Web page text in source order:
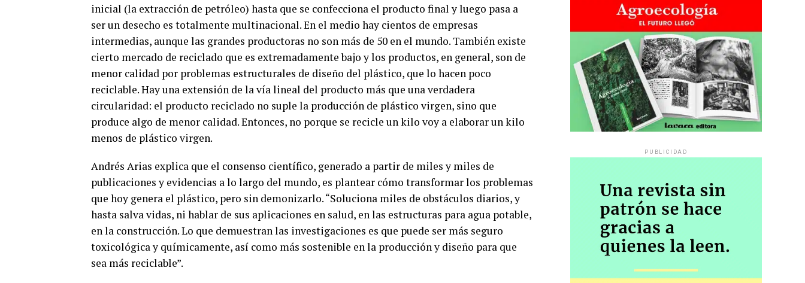
inicial (la extracción de petróleo) hasta que se confecciona el producto final y luego pasa a
ser un desecho es totalmente multinacional. En el medio hay cientos de empresas
intermedias, aunque las grandes productoras no son más de 50 en el mundo. También existe
cierto mercado de reciclado que es extremadamente bajo y los productos, en general, son de
menor calidad por problemas estructurales de diseño del plástico, que lo hacen poco
reciclable. Hay una extensión de la vía lineal del producto más que una verdadera
circularidad: el producto reciclado no suple la producción de plástico virgen, sino que
produce algo de menor calidad. Entonces, no porque se recicle un kilo voy a elaborar un kilo
menos de plástico virgen.
Andrés Arias explica que el consenso científico, generado a partir de miles y miles de
publicaciones y evidencias a lo largo del mundo, es plantear cómo transformar los problemas
que hoy genera el plástico, pero sin demonizarlo. “Soluciona miles de obstáculos diarios, y
hasta salva vidas, ni hablar de sus aplicaciones en salud, en las estructuras para agua potable,
en la construcción. Lo que demuestran las investigaciones es que puede ser más seguro
toxicológica y químicamente, así como más sostenible en la producción y diseño para que
sea más reciclable”.
PUBLICIDAD